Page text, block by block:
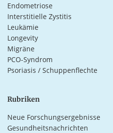
Endometriose
Interstitielle Zystitis
Leukämie
Longevity
Migräne
PCO-Syndrom
Psoriasis / Schuppenflechte
Rubriken
Neue Forschungsergebnisse
Gesundheitsnachrichten